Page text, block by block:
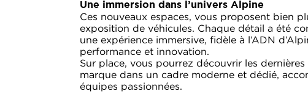
Une immersion dans l’univers Alpine
Ces nouveaux espaces, vous proposent bien
exposition de véhicules. Chaque détail a été
une expérience immersive, fidèle à l’ADN
performance et innovation.
Sur place, vous pourrez découvrir les
marque dans un cadre moderne et dédié,
équipes passionnées.